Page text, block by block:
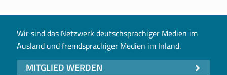
Wir sind das Netzwerk deutschsprachiger Medien im
Ausland und fremdsprachiger Medien im Inland.
MITGLIED WERDEN